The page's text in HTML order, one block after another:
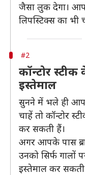
जैसा लुक देगा।
लिपस्टिक्स का
#2
कॉन्टोर
इस्तेमाल
सुनने में भले ही
चाहें तो कॉन्टोर
कर सकती हैं।
अगर आपके पास
उनको सिर्फ गालों
इस्तेमाल कर सकती